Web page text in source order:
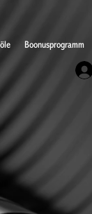
Boonusprogramm